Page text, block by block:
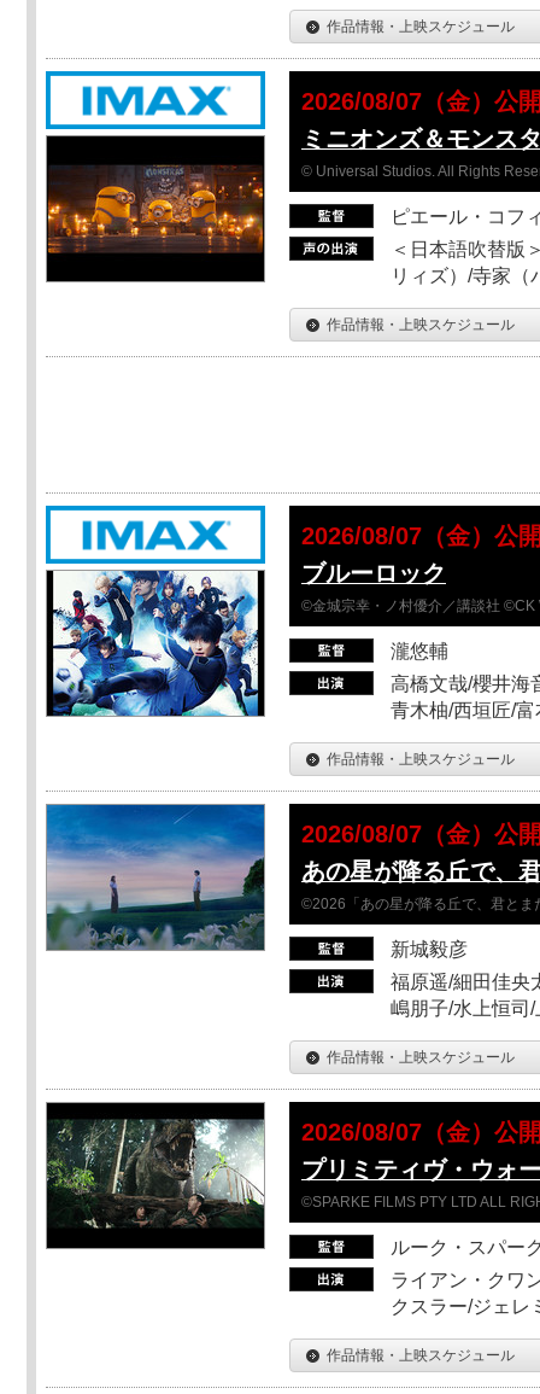
作品情報・上映スケジュール
2026/08/07（金）公
ミニオンズ＆モンス
© Universal Studios. All Rights
ピエール・コフ
＜日本語吹替版
リィズ）/寺家（
作品情報・上映スケジュール
2026/08/07（金）公
ブルーロック
©金城宗幸・ノ村優介／講談社 ©CK
瀧悠輔
高橋文哉/櫻井海
青木柚/西垣匠/
作品情報・上映スケジュール
2026/08/07（金）公
あの星が降る丘で、
©2026「あの星が降る丘で、君とま
新城毅彦
福原遥/細田佳央
嶋朋子/水上恒司
作品情報・上映スケジュール
2026/08/07（金）公
プリミティヴ・ウォ
©SPARKE FILMS PTY LTD ALL
ルーク・スパー
ライアン・クワ
クスラー/ジェレ
作品情報・上映スケジュール